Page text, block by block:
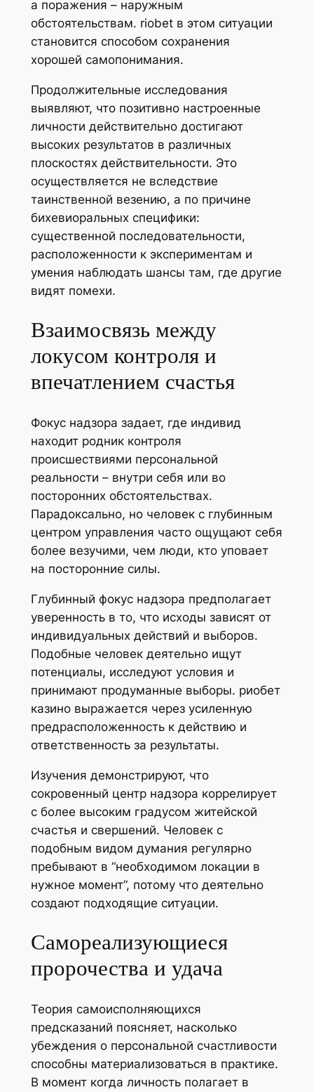
а поражения – наружным
обстоятельствам. riobet в этом ситуации
становится способом сохранения
хорошей самопонимания.
Продолжительные исследования
выявляют, что позитивно настроенные
личности действительно достигают
высоких результатов в различных
плоскостях действительности. Это
осуществляется не вследствие
таинственной везению, а по причине
бихевиоральных специфики:
существенной последовательности,
расположенности к экспериментам и
умения наблюдать шансы там, где другие
видят помехи.
Взаимосвязь между
локусом контроля и
впечатлением счастья
Фокус надзора задает, где индивид
находит родник контроля
происшествиями персональной
реальности – внутри себя или во
посторонних обстоятельствах.
Парадоксально, но человек с глубинным
центром управления часто ощущают себя
более везучими, чем люди, кто уповает
на посторонние силы.
Глубинный фокус надзора предполагает
уверенность в то, что исходы зависят от
индивидуальных действий и выборов.
Подобные человек деятельно ищут
потенциалы, исследуют условия и
принимают продуманные выборы. риобет
казино выражается через усиленную
предрасположенность к действию и
ответственность за результаты.
Изучения демонстрируют, что
сокровенный центр надзора коррелирует
с более высоким градусом житейской
счастья и свершений. Человек с
подобным видом думания регулярно
пребывают в “необходимом локации в
нужное момент”, потому что деятельно
создают подходящие ситуации.
Самореализующиеся
пророчества и удача
Теория самоисполняющихся
предсказаний поясняет, насколько
убеждения о персональной счастливости
способны материализоваться в практике.
В момент когда личность полагает в